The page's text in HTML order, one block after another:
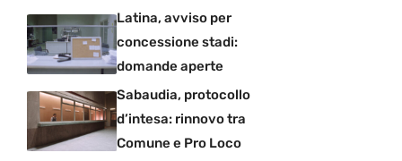
Latina, avviso per
concessione stadi:
domande aperte
Sabaudia, protocollo
d’intesa: rinnovo tra
Comune e Pro Loco